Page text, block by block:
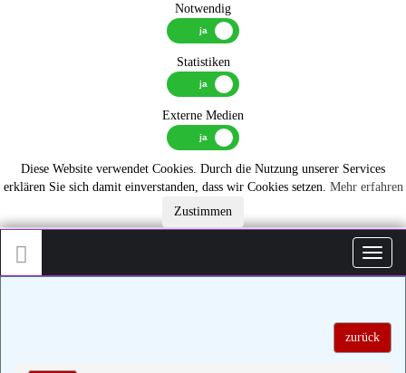
Notwendig
Statistiken
Externe Medien
Diese Website verwendet Cookies. Durch die Nutzung unserer Services
erklären Sie sich damit einverstanden, dass wir Cookies setzen. Mehr erfahren
Zustimmen
zurück